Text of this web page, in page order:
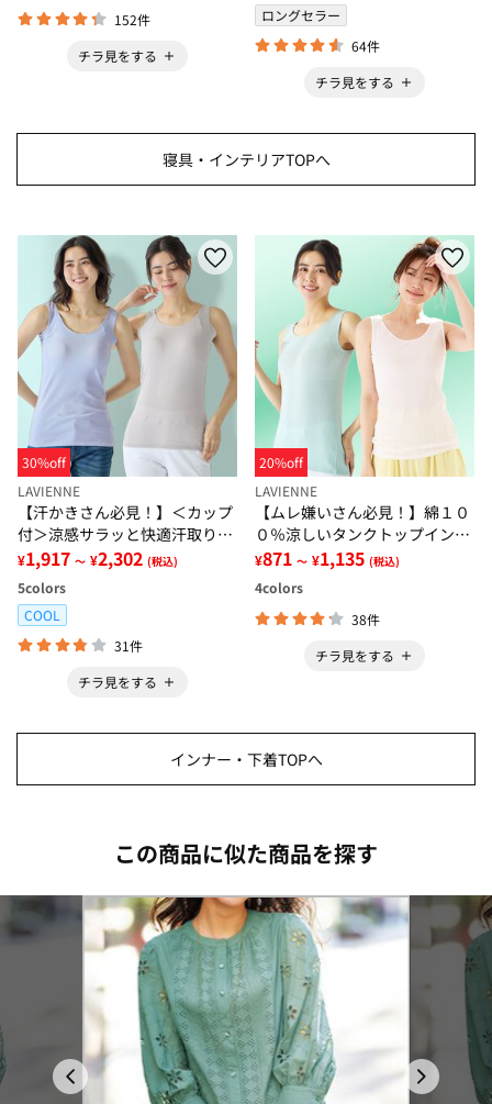
152件
チラ見をする
ロングセラー
64件
チラ見をする
寝具・インテリアTOPへ
30%off
LAVIENNE
【汗かきさん必見！】＜カップ
付＞涼感サラッと快適汗取りタ
ンクトップインナー＜さらりラ
ボ＞
¥1,917 ～ ¥2,302 (税込)
5colors
COOL
31件
チラ見をする
20%off
LAVIENNE
【ムレ嫌いさん必見！】綿１０
０％涼しいタンクトップインナ
ー＜さらりラボ＞
¥871 ～ ¥1,135 (税込)
4colors
38件
チラ見をする
インナー・下着TOPへ
この商品に似た商品を探す